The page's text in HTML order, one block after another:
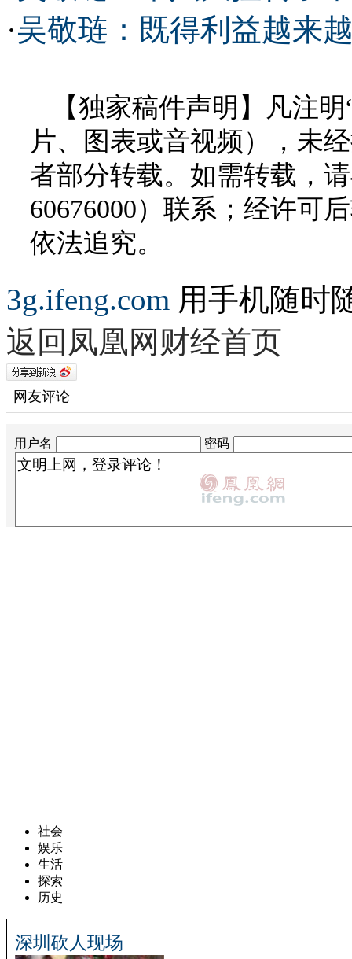
·吴敬琏：既得利益越来
【独家稿件声明】凡注
片、图表或音视频），未
者部分转载。如需转载，
60676000）联系；经许可
依法追究。
3g.ifeng.com 用手机随时
返回凤凰网财经首页
网友评论
用户名 密码
社会
娱乐
生活
探索
历史
深圳砍人现场